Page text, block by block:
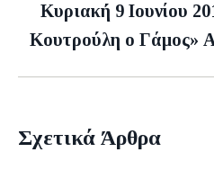
Κυριακή 9 Ιουνίου
Κουτρούλη ο Γάμος»
Σχετικά Άρθρα